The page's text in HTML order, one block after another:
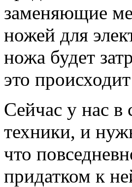
заменяющие
ножей для
ножа будет
это
Сейчас у нас
техники, и
что
придатком к